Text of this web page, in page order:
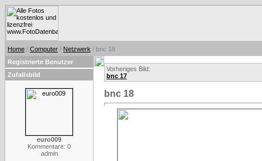
Home / Computer / Netzwerk / bnc 18
Registrierte Benutzer
Zufallsbild
euro009
Kommentare: 0
admin
Vorheriges Bild:
bnc 17
bnc 18